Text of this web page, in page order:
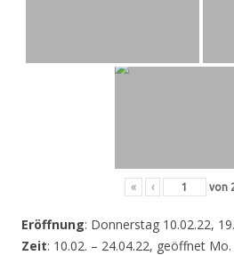
« ‹ von
Eröffnung: Donnerstag 10.02.22,
Zeit: 10.02. – 24.04.22, geöffnet